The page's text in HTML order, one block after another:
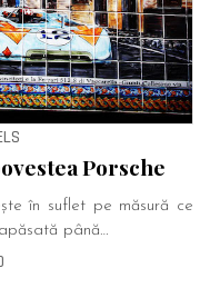
Porsche
în suflet pe măsură ce
până…